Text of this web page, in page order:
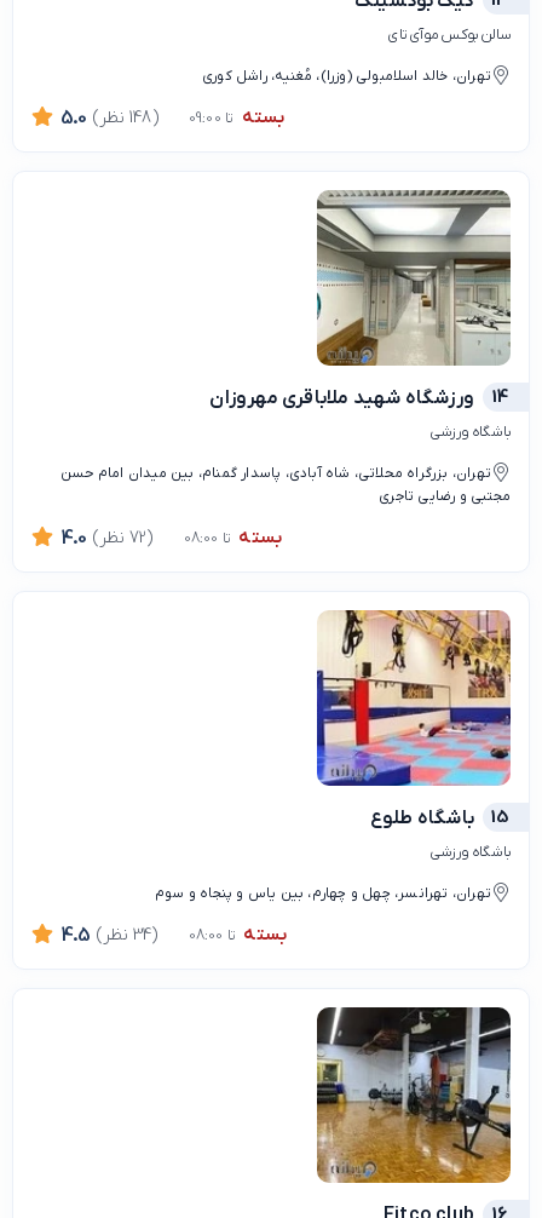
سالن بوکس موآی تای
تهران، خالد اسلامبولی (وزرا)، مُغنیه، راشل کوری
بسته تا 09:00 5.0 (148 نظر)
14 ورزشگاه شهید ملاباقری مهروزان
باشگاه ورزشی
تهران، بزرگراه محلاتی، شاه آبادی، پاسدار گمنام، بین میدان امام حسن
مجتبی و رضایی تاجری
بسته تا 08:00 4.0 (72 نظر)
15 باشگاه طلوع
باشگاه ورزشی
تهران، تهرانسر، چهل و چهارم، بین یاس و پنجاه و سوم
بسته تا 08:00 4.5 (34 نظر)